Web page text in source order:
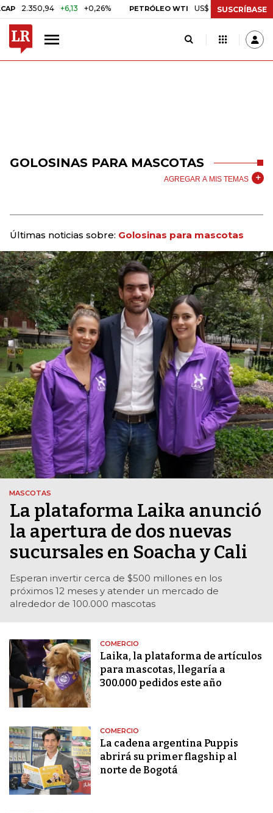
2.350,94 +6,13 +0,26% PETRÓLEO WTI US$ 78,01 US$ 2,92
SUSCRÍBASE
GOLOSINAS PARA MASCOTAS
AGREGAR A MIS TEMAS
Últimas noticias sobre: Golosinas para mascotas
MASCOTAS
La plataforma Laika anunció
la apertura de dos nuevas
sucursales en Soacha y Cali
Esperan invertir cerca de $500 millones en los
próximos 12 meses y atender un mercado de
alrededor de 100.000 mascotas
COMERCIO
Laika, la plataforma de artículos
para mascotas, llegaría a
300.000 pedidos este año
COMERCIO
La cadena argentina Puppis
abrirá su primer flagship al
norte de Bogotá